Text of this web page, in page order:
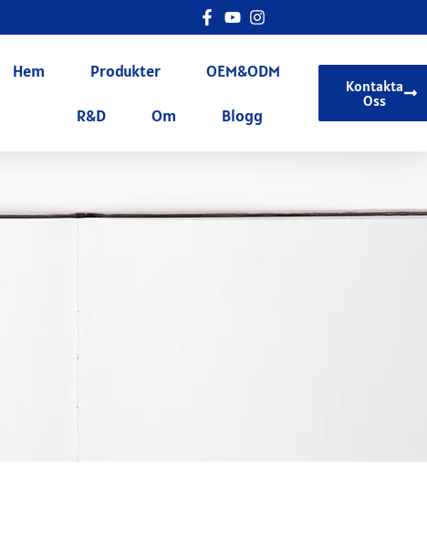
Hem Produkter OEM&ODM
R&D Om Blogg
Kontakta
Oss